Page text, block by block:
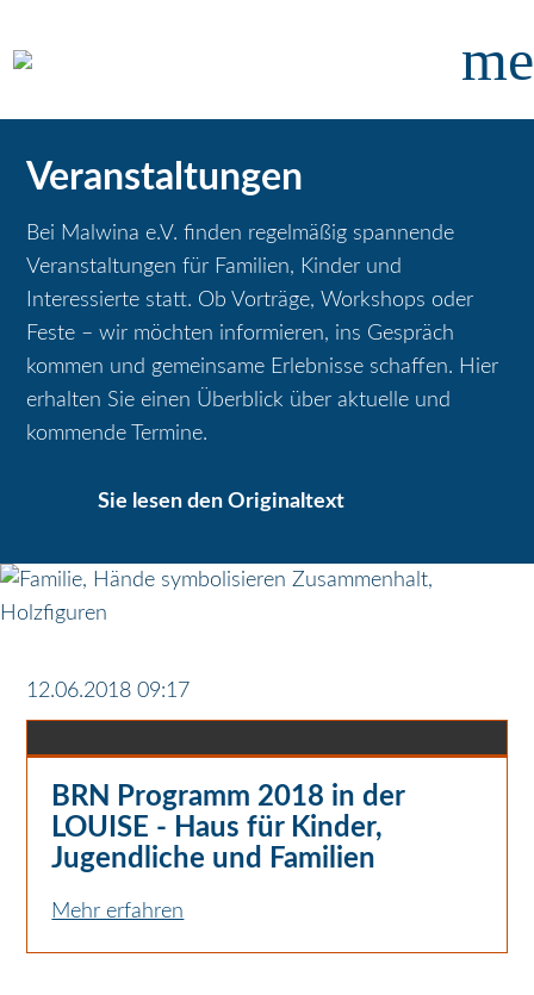
Veranstaltungen
Bei Malwina e.V. finden regelmäßig spannende
Veranstaltungen für Familien, Kinder und
Interessierte statt. Ob Vorträge, Workshops oder
Feste – wir möchten informieren, ins Gespräch
kommen und gemeinsame Erlebnisse schaffen. Hier
erhalten Sie einen Überblick über aktuelle und
kommende Termine.
Sie lesen den Originaltext
12.06.2018 09:17
BRN Programm 2018 in der
LOUISE - Haus für Kinder,
Jugendliche und Familien
Mehr erfahren